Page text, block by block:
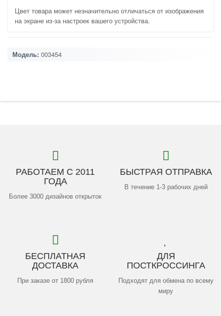
Цвет товара может незначительно отличаться от изображения
на экране из-за настроек вашего устройства.
Модель: 003454
РАБОТАЕМ С 2011
ГОДА
Более 3000 дизайнов открыток
БЫСТРАЯ ОТПРАВКА
В течение 1-3 рабочих дней
БЕСПЛАТНАЯ
ДОСТАВКА
При заказе от 1800 рубля
ДЛЯ
ПОСТКРОССИНГА
Подходят для обмена по всему
миру